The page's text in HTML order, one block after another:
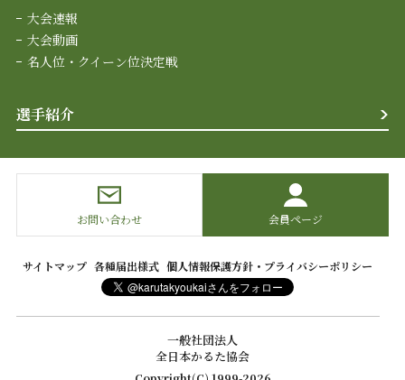
大会速報
大会動画
名人位・クイーン位決定戦
選手紹介
お問い合わせ 会員ページ
サイトマップ 各種届出様式 個人情報保護方針・プライバシーポリシー
一般社団法人
全日本かるた協会